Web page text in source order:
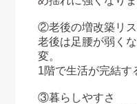
②老後の増改築リ
老後は足腰が弱く
変。
1階で生活が完結す
③暮らしやすさ